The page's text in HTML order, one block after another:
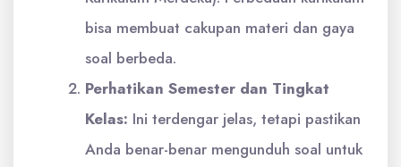
bisa membuat cakupan materi dan gaya
soal berbeda.
Perhatikan Semester dan Tingkat
Kelas: Ini terdengar jelas, tetapi pastikan
Anda benar-benar mengunduh soal untuk